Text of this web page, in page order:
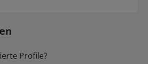
Profile?